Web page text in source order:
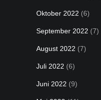
Oktober 2022 (6)
September 2022 (7)
August 2022 (7)
Juli 2022 (6)
Juni 2022 (9)